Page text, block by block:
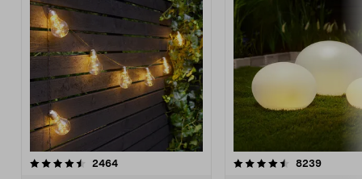
2464arvostelut
4.5 viidestä
8239
4.5 viidestä